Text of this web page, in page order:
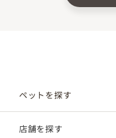
ペットを探す
店舗を探す